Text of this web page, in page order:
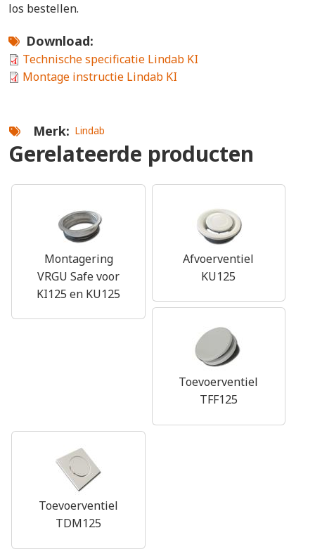
los bestellen.
Download
Technische specificatie Lindab KI
Montage instructie Lindab KI
Merk Lindab
Gerelateerde producten
Montagering
VRGU Safe voor
KI125 en KU125
Afvoerventiel
KU125
Toevoerventiel
TFF125
Toevoerventiel
TDM125